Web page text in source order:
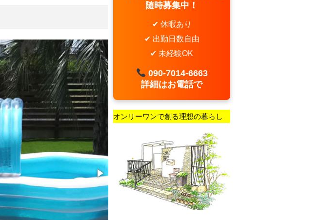
随時募集中！
✔ 休暇あり
✔ 出勤日数自由
✔ 未経験OK
090-7014-6663
詳細はお電話で
オンリーワンで創る理想の暮らし